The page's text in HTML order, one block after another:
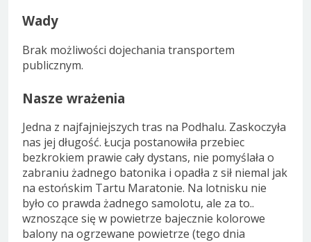
Wady
Brak możliwości dojechania transportem
publicznym.
Nasze wrażenia
Jedna z najfajniejszych tras na Podhalu. Zaskoczyła
nas jej długość. Łucja postanowiła przebiec
bezkrokiem prawie cały dystans, nie pomyślała o
zabraniu żadnego batonika i opadła z sił niemal jak
na estońskim Tartu Maratonie. Na lotnisku nie
było co prawda żadnego samolotu, ale za to..
wznoszące się w powietrze bajecznie kolorowe
balony na ogrzewane powietrze (tego dnia